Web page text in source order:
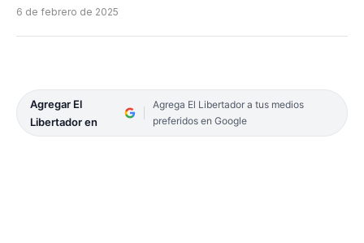
6 de febrero de 2025
Agregar El
Libertador en
Agrega El Libertador a tus medios
preferidos en Google